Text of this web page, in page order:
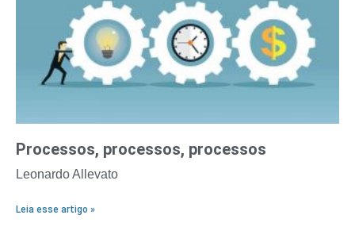
Processos, processos, processos
Leonardo Allevato
Leia esse artigo »